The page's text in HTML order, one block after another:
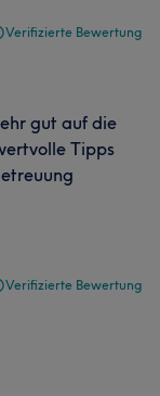
Verifizierte Bewertung
gut auf die
Tipps
Verifizierte Bewertung